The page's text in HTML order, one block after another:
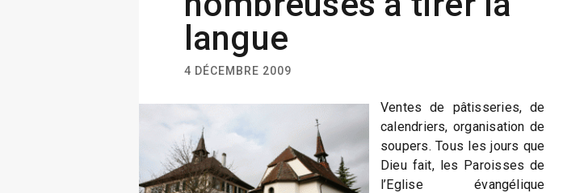
langue
4 DÉCEMBRE 2009
Ventes de pâtisseries, de
calendriers, organisation de
soupers. Tous les jours que
Dieu fait, les Paroisses de
l’Eglise évangélique